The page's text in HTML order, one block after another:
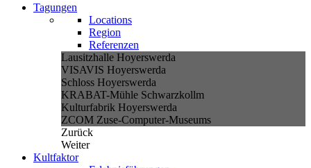
Tagungen
Locations
Region
Referenzen
Lausitzhalle Hoyerswerda
VISAVIS Hoyerswerda
Schloss Hoyerswerda
KRABAT-Mühle Schwarzkollm
Kulturfabrik Hoyerswerda
ZCOM Zuse-Computer-Museums
Zurück
Weiter
Kultfaktor